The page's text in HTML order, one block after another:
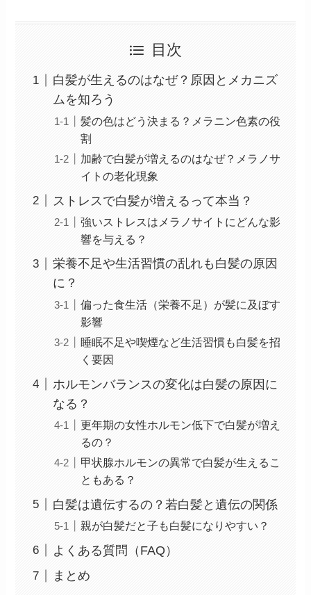
目次
白髪が生えるのはなぜ？原因とメカニズ
ムを知ろう
髪の色はどう決まる？メラニン色素の役
割
加齢で白髪が増えるのはなぜ？メラノサ
イトの老化現象
ストレスで白髪が増えるって本当？
強いストレスはメラノサイトにどんな影
響を与える？
栄養不足や生活習慣の乱れも白髪の原因
に？
偏った食生活（栄養不足）が髪に及ぼす
影響
睡眠不足や喫煙など生活習慣も白髪を招
く要因
ホルモンバランスの変化は白髪の原因に
なる？
更年期の女性ホルモン低下で白髪が増え
るの？
甲状腺ホルモンの異常で白髪が生えるこ
ともある？
白髪は遺伝するの？若白髪と遺伝の関係
親が白髪だと子も白髪になりやすい？
よくある質問（FAQ）
まとめ